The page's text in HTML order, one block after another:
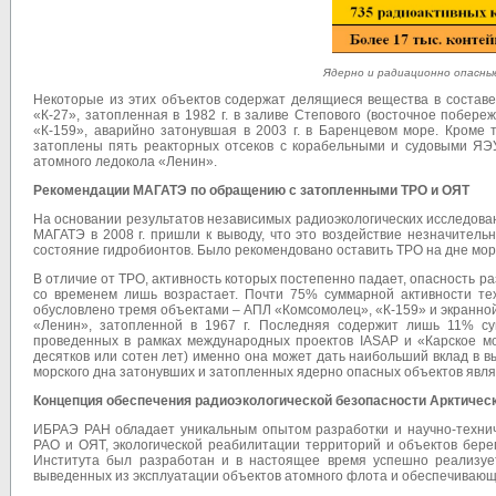
Ядерно и радиационно
Некоторые из этих объектов содержат делящиеся вещества в
«К-27», затопленная в 1982 г. в заливе Степового (восточное
«К-159», аварийно затонувшая в 2003 г. в Баренцевом море. Кроме
затоплены пять реакторных отсеков с корабельными и судовыми
атомного ледокола «Ленин».
Рекомендации МАГАТЭ по обращению с затопленными ТРО и ОЯТ
На основании результатов независимых радиоэкологических
МАГАТЭ в 2008 г. пришли к выводу, что это воздействие
состояние гидробионтов. Было рекомендовано оставить ТРО на дне
В отличие от ТРО, активность которых постепенно падает,
со временем лишь возрастает. Почти 75% суммарной активности
обусловлено тремя объектами – АПЛ «Комсомолец», «К-159» и
«Ленин», затопленной в 1967 г. Последняя содержит лишь 11%
проведенных в рамках международных проектов IASAP и «Карское
десятков или сотен лет) именно она может дать наибольший вклад в
морского дна затонувших и затопленных ядерно опасных объектов
Концепция обеспечения радиоэкологической безопасности
ИБРАЭ РАН обладает уникальным опытом разработки и научно-
РАО и ОЯТ, экологической реабилитации территорий и объектов
Института был разработан и в настоящее время успешно
выведенных из эксплуатации объектов атомного флота и